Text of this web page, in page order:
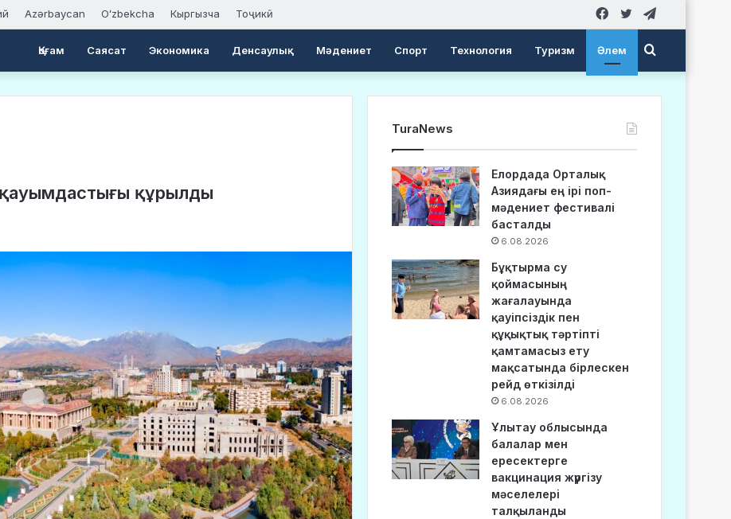
Azərbaycan Oʻzbekcha Кыргызча Тоҷикӣ Twitter
Facebook
Қоғам Саясат Экономика Денсаулық Мәдениет Спорт Технология Туризм Әлем Search
for
қауымдастығы құрылды
TuraNews
Елордада Орталық
Азиядағы ең ірі поп-
мәдениет фестивалі
басталды
6.08.2026
Бұқтырма су
қоймасының
жағалауында
қауіпсіздік пен
құқықтық тәртіпті
қамтамасыз ету
мақсатында бірлескен
рейд өткізілді
6.08.2026
Ұлытау облысында
балалар мен
ересектерге
вакцинация жүргізу
мәселелері
талқыланды